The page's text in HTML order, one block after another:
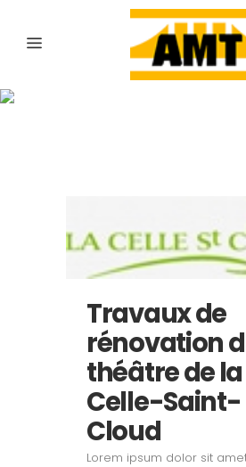
Travaux de
rénovation
théâtre de la
Celle-Saint-
Cloud
Lorem ipsum dolor sit